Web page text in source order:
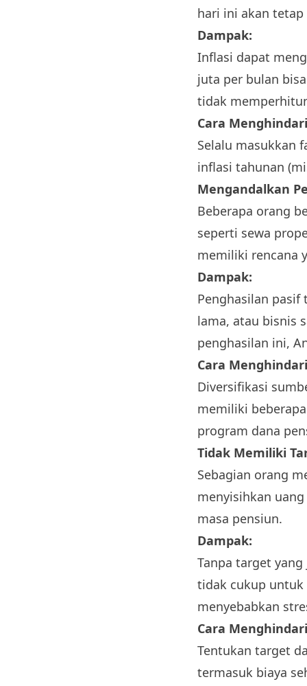
hari ini akan
Dampak:
Inflasi dapat
juta per bulan
tidak
Cara
Selalu masukkan
inflasi tahunan
Mengandalkan
Beberapa orang
seperti sewa
memiliki rencana
Dampak:
Penghasilan
lama, atau bisnis
penghasilan ini,
Cara
Diversifikasi
memiliki
program dana
Tidak Memiliki
Sebagian orang
menyisihkan
masa pensiun.
Dampak:
Tanpa target
tidak cukup untuk
menyebabkan
Cara
Tentukan target
termasuk biaya